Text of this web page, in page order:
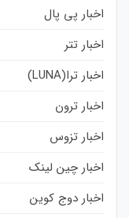
اخبار پی پال
اخبار تتر
اخبار ترا(LUNA)
اخبار ترون
اخبار تزوس
اخبار چین لینک
اخبار دوج کوین